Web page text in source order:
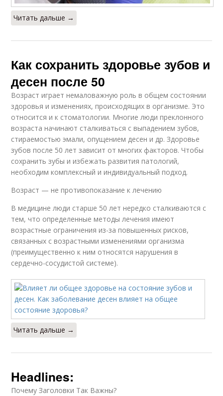
Читать дальше →
Как сохранить здоровье зубов и
десен после 50
Возраст играет немаловажную роль в общем состоянии
здоровья и изменениях, происходящих в организме. Это
относится и к стоматологии. Многие люди преклонного
возраста начинают сталкиваться с выпадением зубов,
стираемостью эмали, опущением десен и др. Здоровье
зубов после 50 лет зависит от многих факторов. Чтобы
сохранить зубы и избежать развития патологий,
необходим комплексный и индивидуальный подход.
Возраст — не противопоказание к лечению
В медицине люди старше 50 лет нередко сталкиваются с
тем, что определенные методы лечения имеют
возрастные ограничения из-за повышенных рисков,
связанных с возрастными изменениями организма
(преимущественно к ним относятся нарушения в
сердечно-сосудистой системе).
Читать дальше →
Headlines:
Почему Заголовки Так Важны?